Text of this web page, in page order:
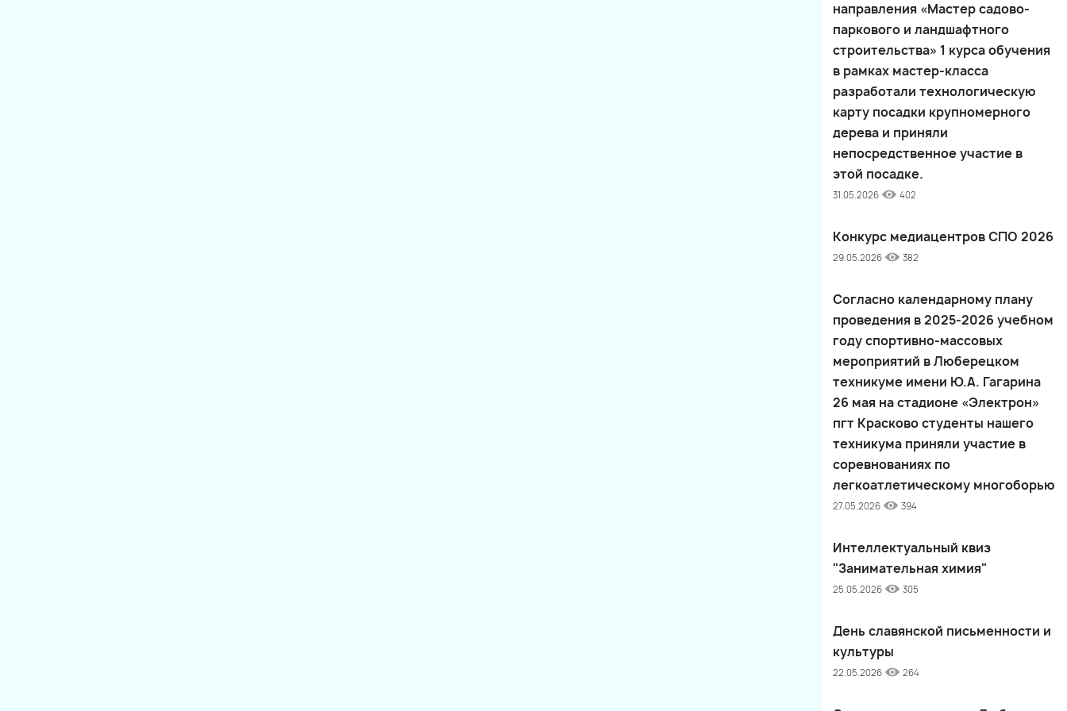
направления «Мастер садово-
паркового и ландшафтного
строительства» 1 курса обучения
в рамках мастер-класса
разработали технологическую
карту посадки крупномерного
дерева и приняли
непосредственное участие в
этой посадке.
31.05.2026 402
Конкурс медиацентров СПО 2026
29.05.2026 382
Согласно календарному плану
проведения в 2025-2026 учебном
году спортивно-массовых
мероприятий в Люберецком
техникуме имени Ю.А. Гагарина
26 мая на стадионе «Электрон»
пгт Красково студенты нашего
техникума приняли участие в
соревнованиях по
легкоатлетическому многоборью
27.05.2026 394
Интеллектуальный квиз
"Занимательная химия"
25.05.2026 305
День славянской письменности и
культуры
22.05.2026 264